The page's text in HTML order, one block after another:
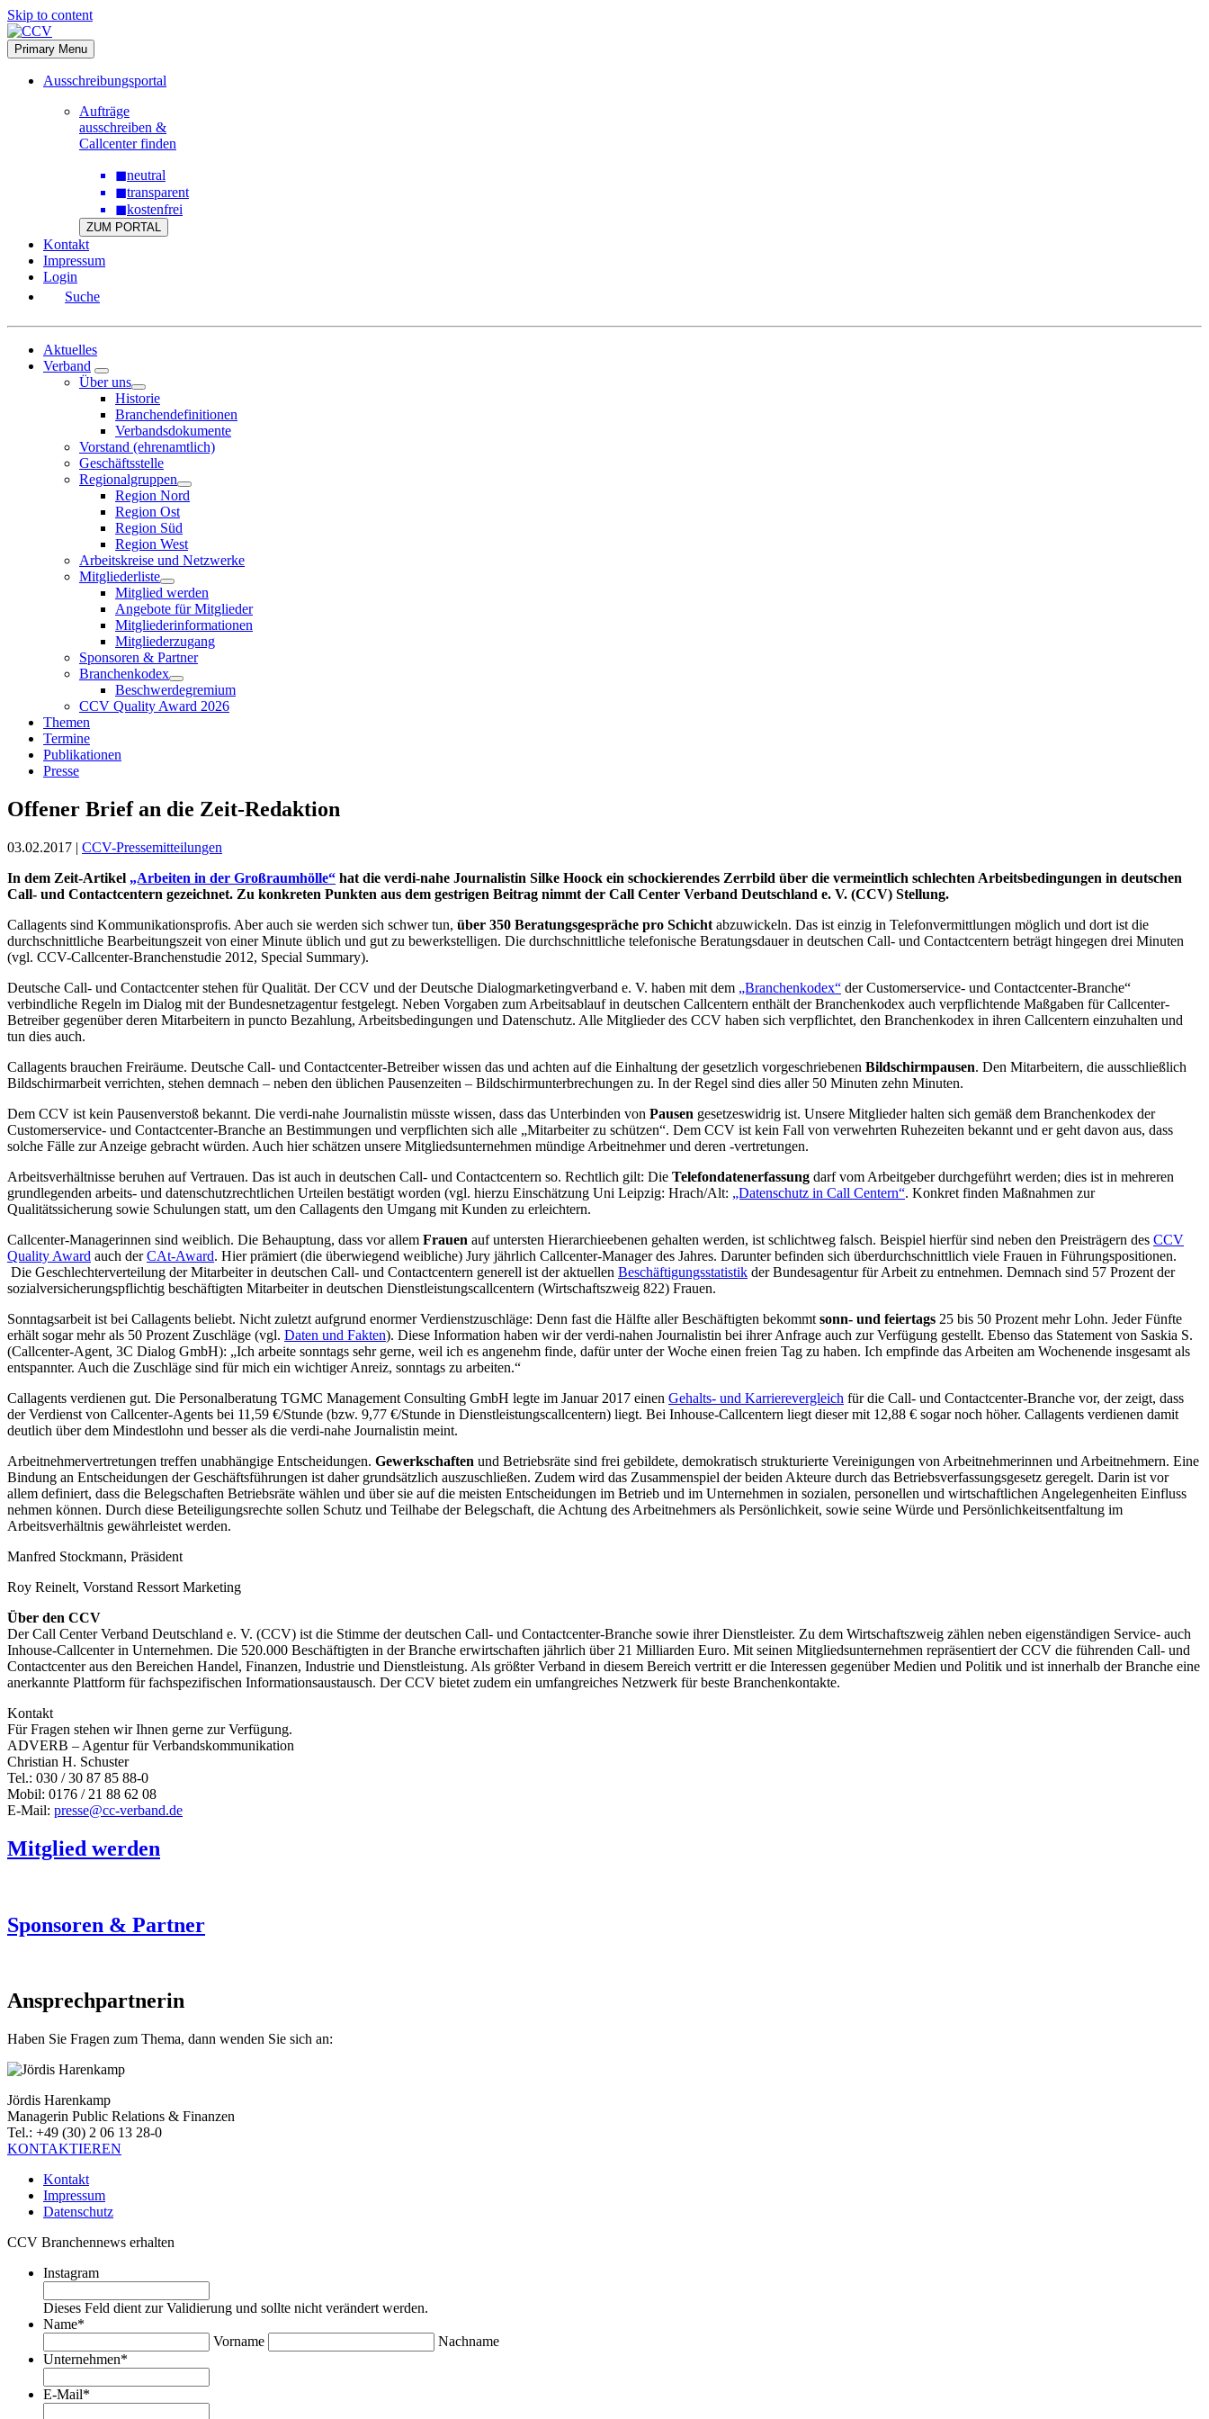
Skip to content
Primary Menu
Ausschreibungsportal
Aufträge
ausschreiben &
Callcenter finden
◼neutral
◼transparent
◼kostenfrei
ZUM PORTAL
Kontakt
Impressum
Login
Suche
Aktuelles
Verband
Über uns
Historie
Branchendefinitionen
Verbandsdokumente
Vorstand (ehrenamtlich)
Geschäftsstelle
Regionalgruppen
Region Nord
Region Ost
Region Süd
Region West
Arbeitskreise und Netzwerke
Mitgliederliste
Mitglied werden
Angebote für Mitglieder
Mitgliederinformationen
Mitgliederzugang
Sponsoren & Partner
Branchenkodex
Beschwerdegremium
CCV Quality Award 2026
Themen
Termine
Publikationen
Presse
Offener Brief an die Zeit-Redaktion
03.02.2017 | CCV-Pressemitteilungen
In dem Zeit-Artikel „Arbeiten in der Großraumhölle“ hat die verdi-nahe Journalistin Silke Hoock ein schockierendes Zerrbild über die vermeintlich schlechten Arbeitsbedingungen in deutschen
Call- und Contactcentern gezeichnet. Zu konkreten Punkten aus dem gestrigen Beitrag nimmt der Call Center Verband Deutschland e. V. (CCV) Stellung.
Callagents sind Kommunikationsprofis. Aber auch sie werden sich schwer tun, über 350 Beratungsgespräche pro Schicht abzuwickeln. Das ist einzig in Telefonvermittlungen möglich und dort ist die
durchschnittliche Bearbeitungszeit von einer Minute üblich und gut zu bewerkstelligen. Die durchschnittliche telefonische Beratungsdauer in deutschen Call- und Contactcentern beträgt hingegen drei Minuten
(vgl. CCV-Callcenter-Branchenstudie 2012, Special Summary).
Deutsche Call- und Contactcenter stehen für Qualität. Der CCV und der Deutsche Dialogmarketingverband e. V. haben mit dem „Branchenkodex“ der Customerservice- und Contactcenter-Branche“
verbindliche Regeln im Dialog mit der Bundesnetzagentur festgelegt. Neben Vorgaben zum Arbeitsablauf in deutschen Callcentern enthält der Branchenkodex auch verpflichtende Maßgaben für Callcenter-
Betreiber gegenüber deren Mitarbeitern in puncto Bezahlung, Arbeitsbedingungen und Datenschutz. Alle Mitglieder des CCV haben sich verpflichtet, den Branchenkodex in ihren Callcentern einzuhalten und
tun dies auch.
Callagents brauchen Freiräume. Deutsche Call- und Contactcenter-Betreiber wissen das und achten auf die Einhaltung der gesetzlich vorgeschriebenen Bildschirmpausen. Den Mitarbeitern, die ausschließlich
Bildschirmarbeit verrichten, stehen demnach – neben den üblichen Pausenzeiten – Bildschirmunterbrechungen zu. In der Regel sind dies aller 50 Minuten zehn Minuten.
Dem CCV ist kein Pausenverstoß bekannt. Die verdi-nahe Journalistin müsste wissen, dass das Unterbinden von Pausen gesetzeswidrig ist. Unsere Mitglieder halten sich gemäß dem Branchenkodex der
Customerservice- und Contactcenter-Branche an Bestimmungen und verpflichten sich alle „Mitarbeiter zu schützen“. Dem CCV ist kein Fall von verwehrten Ruhezeiten bekannt und er geht davon aus, dass
solche Fälle zur Anzeige gebracht würden. Auch hier schätzen unsere Mitgliedsunternehmen mündige Arbeitnehmer und deren -vertretungen.
Arbeitsverhältnisse beruhen auf Vertrauen. Das ist auch in deutschen Call- und Contactcentern so. Rechtlich gilt: Die Telefondatenerfassung darf vom Arbeitgeber durchgeführt werden; dies ist in mehreren
grundlegenden arbeits- und datenschutzrechtlichen Urteilen bestätigt worden (vgl. hierzu Einschätzung Uni Leipzig: Hrach/Alt: „Datenschutz in Call Centern“. Konkret finden Maßnahmen zur
Qualitätssicherung sowie Schulungen statt, um den Callagents den Umgang mit Kunden zu erleichtern.
Callcenter-Managerinnen sind weiblich. Die Behauptung, dass vor allem Frauen auf untersten Hierarchieebenen gehalten werden, ist schlichtweg falsch. Beispiel hierfür sind neben den Preisträgern des CCV
Quality Award auch derCAt-Award. Hier prämiert (die überwiegend weibliche) Jury jährlich Callcenter-Manager des Jahres. Darunter befinden sich überdurchschnittlich viele Frauen in Führungspositionen.
Die Geschlechterverteilung der Mitarbeiter in deutschen Call- und Contactcentern generell ist der aktuellen Beschäftigungsstatistik der Bundesagentur für Arbeit zu entnehmen. Demnach sind 57 Prozent der
sozialversicherungspflichtig beschäftigten Mitarbeiter in deutschen Dienstleistungscallcentern (Wirtschaftszweig 822) Frauen.
Sonntagsarbeit ist bei Callagents beliebt. Nicht zuletzt aufgrund enormer Verdienstzuschläge: Denn fast die Hälfte aller Beschäftigten bekommt sonn- und feiertags 25 bis 50 Prozent mehr Lohn. Jeder Fünfte
erhält sogar mehr als 50 Prozent Zuschläge (vgl. Daten und Fakten). Diese Information haben wir der verdi-nahen Journalistin bei ihrer Anfrage auch zur Verfügung gestellt. Ebenso das Statement von Saskia S.
(Callcenter-Agent, 3C Dialog GmbH): „Ich arbeite sonntags sehr gerne, weil ich es angenehm finde, dafür unter der Woche einen freien Tag zu haben. Ich empfinde das Arbeiten am Wochenende insgesamt als
entspannter. Auch die Zuschläge sind für mich ein wichtiger Anreiz, sonntags zu arbeiten.“
Callagents verdienen gut. Die Personalberatung TGMC Management Consulting GmbH legte im Januar 2017 einen Gehalts- und Karrierevergleich für die Call- und Contactcenter-Branche vor, der zeigt, dass
der Verdienst von Callcenter-Agents bei 11,59 €/Stunde (bzw. 9,77 €/Stunde in Dienstleistungscallcentern) liegt. Bei Inhouse-Callcentern liegt dieser mit 12,88 € sogar noch höher. Callagents verdienen damit
deutlich über dem Mindestlohn und besser als die verdi-nahe Journalistin meint.
Arbeitnehmervertretungen treffen unabhängige Entscheidungen. Gewerkschaften und Betriebsräte sind frei gebildete, demokratisch strukturierte Vereinigungen von Arbeitnehmerinnen und Arbeitnehmern. Eine
Bindung an Entscheidungen der Geschäftsführungen ist daher grundsätzlich auszuschließen. Zudem wird das Zusammenspiel der beiden Akteure durch das Betriebsverfassungsgesetz geregelt. Darin ist vor
allem definiert, dass die Belegschaften Betriebsräte wählen und über sie auf die meisten Entscheidungen im Betrieb und im Unternehmen in sozialen, personellen und wirtschaftlichen Angelegenheiten Einfluss
nehmen können. Durch diese Beteiligungsrechte sollen Schutz und Teilhabe der Belegschaft, die Achtung des Arbeitnehmers als Persönlichkeit, sowie seine Würde und Persönlichkeitsentfaltung im
Arbeitsverhältnis gewährleistet werden.
Manfred Stockmann, Präsident
Roy Reinelt, Vorstand Ressort Marketing
Über den CCV
Der Call Center Verband Deutschland e. V. (CCV) ist die Stimme der deutschen Call- und Contactcenter-Branche sowie ihrer Dienstleister. Zu dem Wirtschaftszweig zählen neben eigenständigen Service- auch
Inhouse-Callcenter in Unternehmen. Die 520.000 Beschäftigten in der Branche erwirtschaften jährlich über 21 Milliarden Euro. Mit seinen Mitgliedsunternehmen repräsentiert der CCV die führenden Call- und
Contactcenter aus den Bereichen Handel, Finanzen, Industrie und Dienstleistung. Als größter Verband in diesem Bereich vertritt er die Interessen gegenüber Medien und Politik und ist innerhalb der Branche eine
anerkannte Plattform für fachspezifischen Informationsaustausch. Der CCV bietet zudem ein umfangreiches Netzwerk für beste Branchenkontakte.
Kontakt
Für Fragen stehen wir Ihnen gerne zur Verfügung.
ADVERB – Agentur für Verbandskommunikation
Christian H. Schuster
Tel.: 030 / 30 87 85 88-0
Mobil: 0176 / 21 88 62 08
E-Mail: presse@cc-verband.de
Mitglied werden
Sponsoren & Partner
Ansprechpartnerin
Haben Sie Fragen zum Thema, dann wenden Sie sich an:
Jördis Harenkamp
Managerin Public Relations & Finanzen
Tel.: +49 (30) 2 06 13 28-0
KONTAKTIEREN
Kontakt
Impressum
Datenschutz
CCV Branchennews erhalten
Instagram
Dieses Feld dient zur Validierung und sollte nicht verändert werden.
Name*
Vorname
Nachname
Unternehmen*
E-Mail*